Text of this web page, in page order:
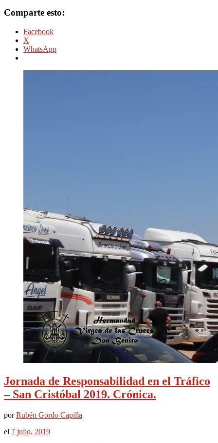
Comparte esto:
Facebook
X
WhatsApp
Jornada de Responsabilidad en el Tráfico
– San Cristóbal 2019. Crónica.
porRubén Gordo Capilla
el 7 julio, 2019